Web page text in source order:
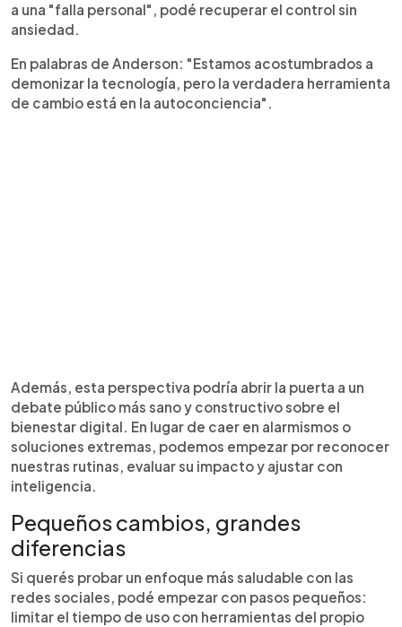
a una "falla personal", podé recuperar el control sin
ansiedad.
En palabras de Anderson: "Estamos acostumbrados a
demonizar la tecnología, pero la verdadera herramienta
de cambio está en la autoconciencia".
Además, esta perspectiva podría abrir la puerta a un
debate público más sano y constructivo sobre el
bienestar digital. En lugar de caer en alarmismos o
soluciones extremas, podemos empezar por reconocer
nuestras rutinas, evaluar su impacto y ajustar con
inteligencia.
Pequeños cambios, grandes
diferencias
Si querés probar un enfoque más saludable con las
redes sociales, podé empezar con pasos pequeños:
limitar el tiempo de uso con herramientas del propio